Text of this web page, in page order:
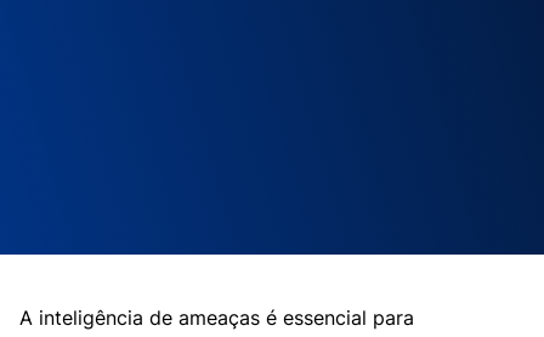
A inteligência de ameaças é essencial para